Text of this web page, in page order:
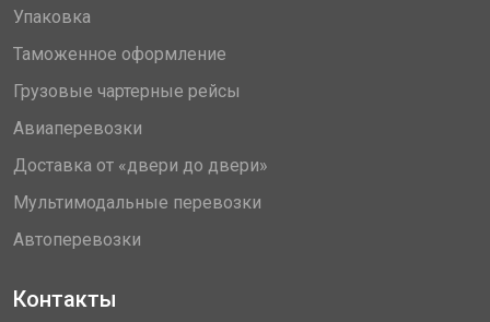
Упаковка
Таможенное оформление
Грузовые чартерные рейсы
Авиаперевозки
Доставка от «двери до двери»
Мультимодальные перевозки
Автоперевозки
Контакты